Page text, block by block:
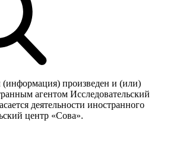
произведен и (или)
агентом Исследовательский
деятельности иностранного
центр «Сова».